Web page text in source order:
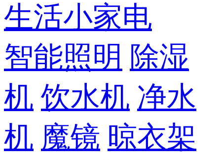
生活小家电
智能照明 除湿
机 饮水机 净水
机 魔镜 晾衣架